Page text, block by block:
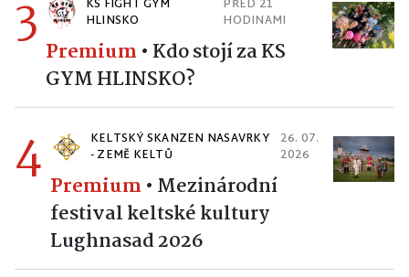
3
KS FIGHT GYM
HLINSKO
PŘED 21
HODINAMI
Premium • Kdo stojí za KS
GYM HLINSKO?
4
KELTSKÝ SKANZEN NASAVRKY
- ZEMĚ KELTŮ
26. 07.
2026
Premium • Mezinárodní
festival keltské kultury
Lughnasad 2026